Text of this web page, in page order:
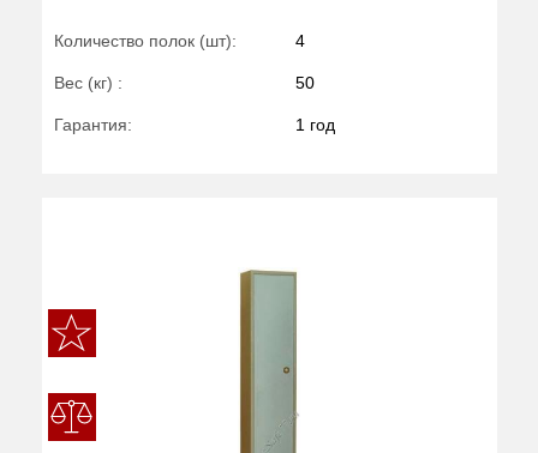
Количество полок (шт): 4
Вес (кг) : 50
Гарантия: 1 год